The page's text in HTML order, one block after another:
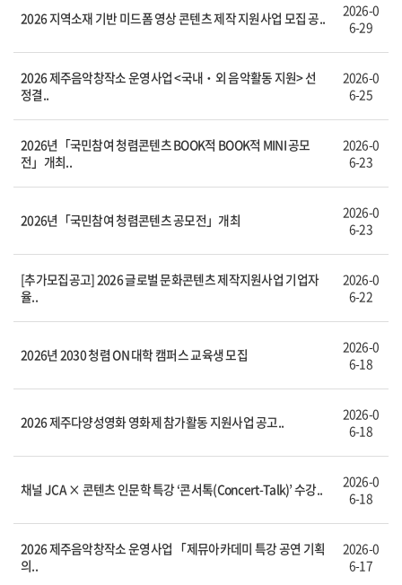
2026 지역소재 기반 미드폼 영상 콘텐츠 제작 지원사업 모집 공..
2026-0
6-29
2026 제주음악창작소 운영사업 <국내‧외 음악활동 지원> 선
정결..
2026-0
6-25
2026년「국민참여 청렴콘텐츠 BOOK적 BOOK적 MINI 공모
전」개최..
2026-0
6-23
2026년「국민참여 청렴콘텐츠 공모전」개최
2026-0
6-23
[추가모집공고] 2026 글로벌 문화콘텐츠 제작지원사업 기업자
율..
2026-0
6-22
2026년 2030 청렴 ON 대학 캠퍼스 교육생 모집
2026-0
6-18
2026 제주다양성영화 영화제 참가활동 지원사업 공고..
2026-0
6-18
채널 JCA × 콘텐츠 인문학 특강 ‘콘서톡(Concert-Talk)’ 수강..
2026-0
6-18
2026 제주음악창작소 운영사업 「제뮤아카데미 특강 공연 기획
의..
2026-0
6-17